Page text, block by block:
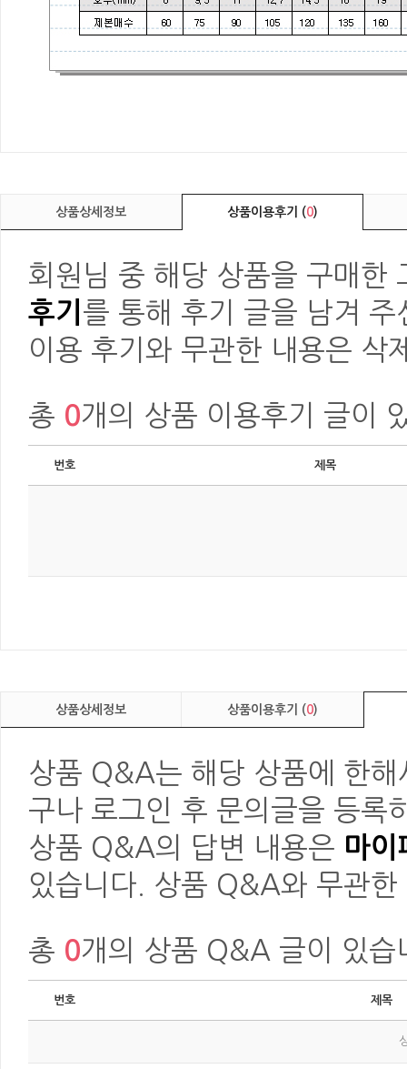
상품상세정보 상품이용후기 (0)
회원님 중 해당 상품을 구매한
후기 를 통해 후기 글을 남겨 주
이용 후기와 무관한 내용은 삭
총 0개의 상품 이용후기 글이
번호 제목
상품상세정보 상품이용후기 (0)
상품 Q&A는 해당 상품에 한
구나 로그인 후 문의글을 등록
상품 Q&A의 답변 내용은 마
있습니다. 상품 Q&A와 무관
총 0개의 상품 Q&A 글이 있습
번호 제목